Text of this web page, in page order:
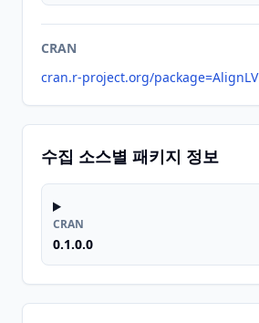
CRAN
cran.r-project.org/package=AlignLV
수집 소스별 패키지 정보
CRAN
0.1.0.0